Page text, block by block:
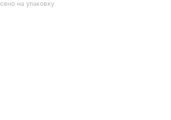
на упаковку